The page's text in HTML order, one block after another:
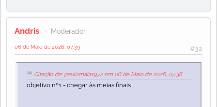
Andris Moderador
#32
06 de Maio de 2026, 07:39
Citação de: paulomaia1972 em 06 de Maio de 2026, 07:38
objetivo nº1 - chegar às meias finais